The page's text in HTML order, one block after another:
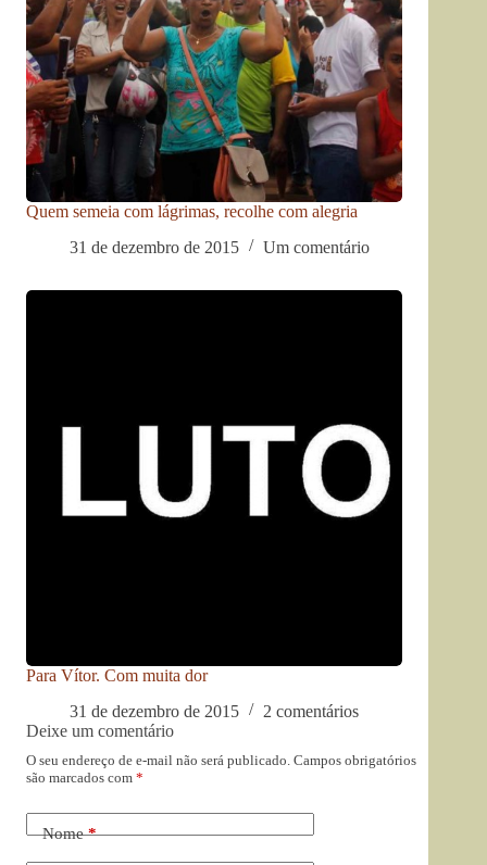
Quem semeia com lágrimas, recolhe com alegria
31 de dezembro de 2015
Um comentário
Para Vítor. Com muita dor
31 de dezembro de 2015
2 comentários
Deixe um comentário
O seu endereço de e-mail não será publicado. Campos obrigatórios
são marcados com *
Nome*